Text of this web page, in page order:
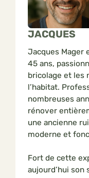
JACQUES
Jacques Mager
45 ans,
bricolage et les
l’habitat.
nombreuses
rénover
une ancienne
moderne et
Fort de cette
aujourd’hui